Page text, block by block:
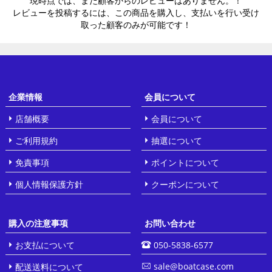
レビューを投稿するには、この商品を購入し、支払いを行い受け
取った顧客のみが可能です！
企業情報
店舗概要
ご利用規約
免責事項
個人情報保護方針
会員について
会員について
抽選について
ポイントについて
クーポンについて
購入の注意事项
お支払について
配送送料について
お問い合わせ
050-5838-6577
sale@boatcase.com